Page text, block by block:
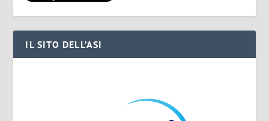
IL SITO DELL’ASI